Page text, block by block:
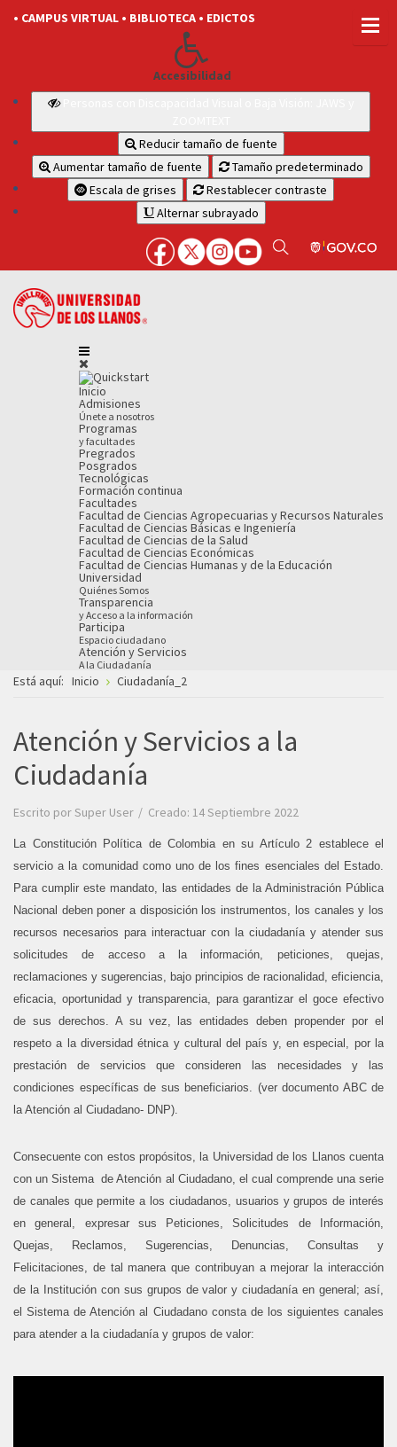
• CAMPUS VIRTUAL • BIBLIOTECA • EDICTOS
Accesibilidad
Reducir tamaño de fuente
Aumentar tamaño de fuente
Tamaño predeterminado
Escala de grises
Restablecer contraste
Alternar subrayado
Inicio
Admisiones
Únete a nosotros
Programas
y facultades
Pregrados
Posgrados
Tecnológicas
Formación continua
Facultades
Facultad de Ciencias Agropecuarias y Recursos Naturales
Facultad de Ciencias Básicas e Ingeniería
Facultad de Ciencias de la Salud
Facultad de Ciencias Económicas
Facultad de Ciencias Humanas y de la Educación
Universidad
Quiénes Somos
Transparencia
y Acceso a la información
Participa
Espacio ciudadano
Atención y Servicios
A la Ciudadanía
Está aquí: Inicio Ciudadanía_2
Atención y Servicios a la
Ciudadanía
Escrito porSuper User Creado: 14 Septiembre 2022
La Constitución Política de Colombia en su Artículo 2 establece el
servicio a la comunidad como uno de los fines esenciales del Estado.
Para cumplir este mandato, las entidades de la Administración Pública
Nacional deben poner a disposición los instrumentos, los canales y los
recursos necesarios para interactuar con la ciudadanía y atender sus
solicitudes de acceso a la información, peticiones, quejas,
reclamaciones y sugerencias, bajo principios de racionalidad, eficiencia,
eficacia, oportunidad y transparencia, para garantizar el goce efectivo
de sus derechos. A su vez, las entidades deben propender por el
respeto a la diversidad étnica y cultural del país y, en especial, por la
prestación de servicios que consideren las necesidades y las
condiciones específicas de sus beneficiarios. (ver documento ABC de
la Atención al Ciudadano- DNP).
Consecuente con estos propósitos, la Universidad de los Llanos cuenta
con un Sistema de Atención al Ciudadano, el cual comprende una serie
de canales que permite a los ciudadanos, usuarios y grupos de interés
en general, expresar sus Peticiones, Solicitudes de Información,
Quejas, Reclamos, Sugerencias, Denuncias, Consultas y
Felicitaciones, de tal manera que contribuyan a mejorar la interacción
de la Institución con sus grupos de valor y ciudadanía en general; así,
el Sistema de Atención al Ciudadano consta de los siguientes canales
para atender a la ciudadanía y grupos de valor: